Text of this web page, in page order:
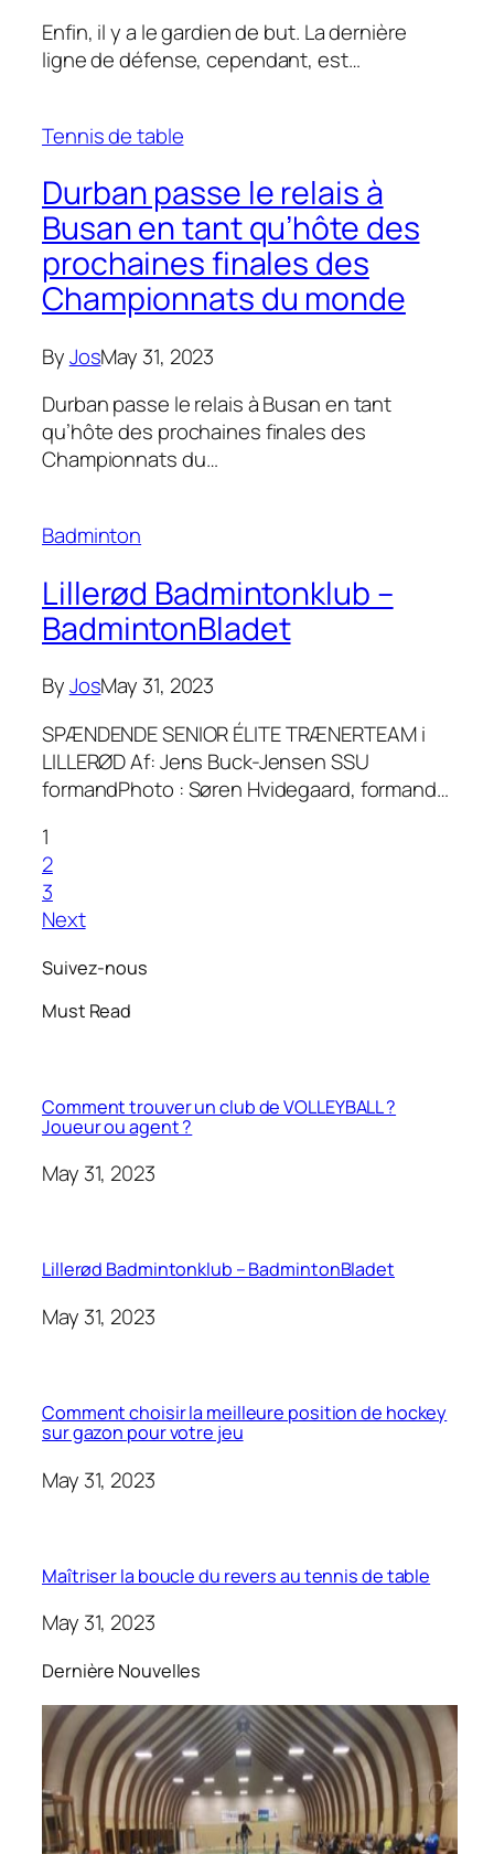
Enfin, il y a le gardien de but. La dernière
ligne de défense, cependant, est…
Tennis de table
Durban passe le relais à
Busan en tant qu’hôte des
prochaines finales des
Championnats du monde
ByJosMay 31, 2023
Durban passe le relais à Busan en tant
qu’hôte des prochaines finales des
Championnats du…
Badminton
Lillerød Badmintonklub –
BadmintonBladet
ByJosMay 31, 2023
SPÆNDENDE SENIOR ÉLITE TRÆNERTEAM i
LILLERØD Af: Jens Buck-Jensen SSU
formandPhoto : Søren Hvidegaard, formand…
1
2
3
Next
Suivez-nous
Must Read
Comment trouver un club de VOLLEYBALL ?
Joueur ou agent ?
May 31, 2023
Lillerød Badmintonklub – BadmintonBladet
May 31, 2023
Comment choisir la meilleure position de hockey
sur gazon pour votre jeu
May 31, 2023
Maîtriser la boucle du revers au tennis de table
May 31, 2023
Dernière Nouvelles